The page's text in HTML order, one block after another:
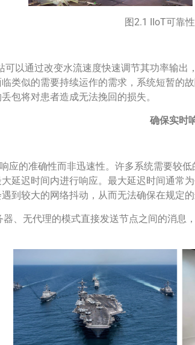
图2.1 IIoT可靠
可以通过改变水流速度快速调节其功率输
类似的需要持续运作的需求，系统短暂的
包将对患者造成无法挽回的损失。
确保实时
应的准确性而非迅速性。许多系统需要较
延迟时间内进行响应。最大延迟时间通常
到较大的网络抖动，从而无法确保在规定的
器、无代理的模式直接发送节点之间的消